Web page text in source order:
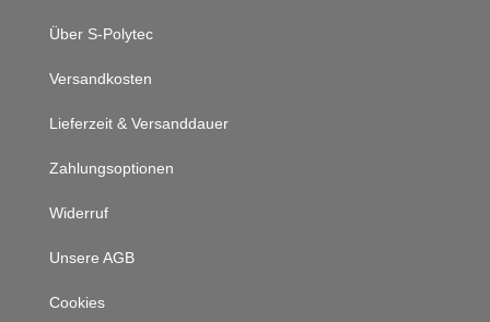
Über S-Polytec
Versandkosten
Lieferzeit & Versanddauer
Zahlungsoptionen
Widerruf
Unsere AGB
Cookies